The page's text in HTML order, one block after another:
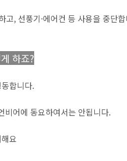
, 선풍기·에어컨 등 사용을 중단
하죠?
합니다.
비어에 동요하여서는 안됩니다.
요